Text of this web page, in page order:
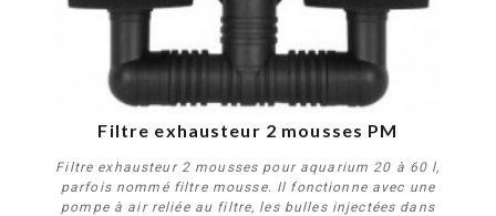
Filtre exhausteur 2 mousses PM
Filtre exhausteur 2 mousses pour aquarium 20 à 60 l,
parfois nommé filtre mousse. Il fonctionne avec une
pompe à air reliée au filtre, les bulles injectées dans